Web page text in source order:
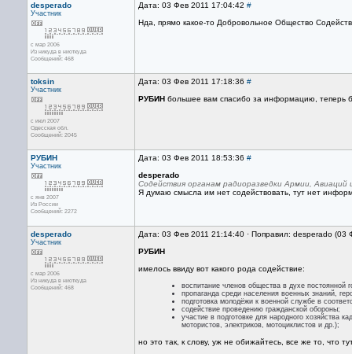
desperado
Участник
с мар 2006
Из никуда в ниоткуда
Сообщений: 468
Дата: 03 Фев 2011 17:04:42 #
Нда, прямо какое-то Добровольное Общество
toksin
Участник
с июл 2007
Одесская обл.
Сообщений: 2045
Дата: 03 Фев 2011 17:18:36 #
РУБИН большее вам спасибо за информацию, теперь
РУБИН
Участник
с янв 2007
Из России
Сообщений: 2272
Дата: 03 Фев 2011 18:53:36 #
desperado
Содействия органам радиоразведки Армии, Авиаций
Я думаю смысла им нет содействовать, тут нет
desperado
Участник
с мар 2006
Из никуда в ниоткуда
Сообщений: 468
Дата: 03 Фев 2011 21:14:40 · Поправил: desperado
РУБИН
имелось ввиду вот какого рода содействие:
воспитание членов общества в духе
пропаганда среди населения военных знаний,
подготовка молодёжи к военной службе в
содействие проведению гражданской обороны;
участие в подготовке для народного хозяйства
мотористов, электриков, мотоциклистов и др.);
но это так, к слову, уж не обижайтесь, все же то, что